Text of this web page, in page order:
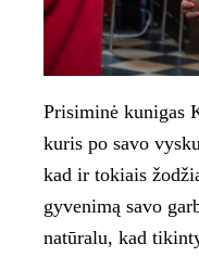
Prisiminė kunigas
kuris po savo
kad ir tokiais
gyvenimą savo
natūralu, kad